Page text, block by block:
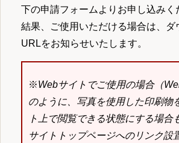
下の申請フォームよりお申し込みく
結果、ご使用いただける場合は、ダ
URLをお知らせいたします。
※Webサイトでご使用の場合（
のように、写真を使用した印刷物
ト上で閲覧できる状態にする場合
サイトトップページへのリンク設